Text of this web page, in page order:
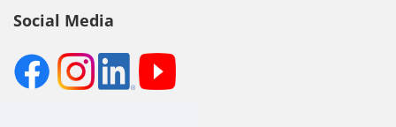
Social Media